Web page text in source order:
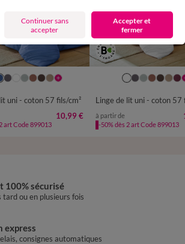
uni - coton 57 fils/cm²
10,99 €
art Code 899013
Linge de lit uni - coton 57
à partir de
-50% dès 2 art Code 899013
100% sécurisé
tard ou en plusieurs fois
express
consignes automatiques
Continuer sans
accepter
Accepter et
fermer